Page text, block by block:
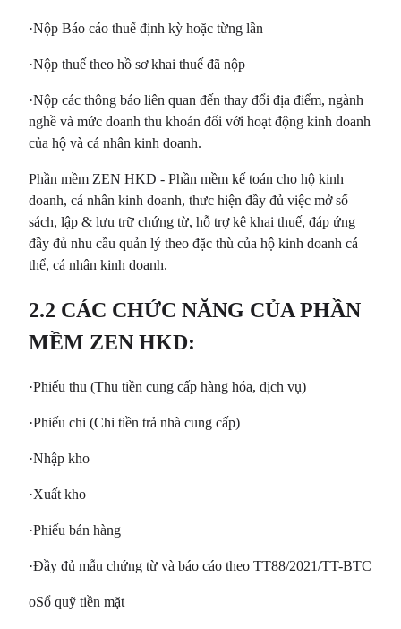
·Nộp Báo cáo thuế định kỳ hoặc từng lần
·Nộp thuế theo hồ sơ khai thuế đã nộp
·Nộp các thông báo liên quan đến thay đổi địa điểm, ngành
nghề và mức doanh thu khoán đối với hoạt động kinh doanh
của hộ và cá nhân kinh doanh.
Phần mềm ZEN HKD - Phần mềm kế toán cho hộ kinh
doanh, cá nhân kinh doanh, thưc hiện đầy đủ việc mở sổ
sách, lập & lưu trữ chứng từ, hỗ trợ kê khai thuế, đáp ứng
đầy đủ nhu cầu quản lý theo đặc thù của hộ kinh doanh cá
thể, cá nhân kinh doanh.
2.2 CÁC CHỨC NĂNG CỦA PHẦN
MỀM ZEN HKD:
·Phiếu thu (Thu tiền cung cấp hàng hóa, dịch vụ)
·Phiếu chi (Chi tiền trả nhà cung cấp)
·Nhập kho
·Xuất kho
·Phiếu bán hàng
·Đầy đủ mẫu chứng từ và báo cáo theo TT88/2021/TT-BTC
oSổ quỹ tiền mặt